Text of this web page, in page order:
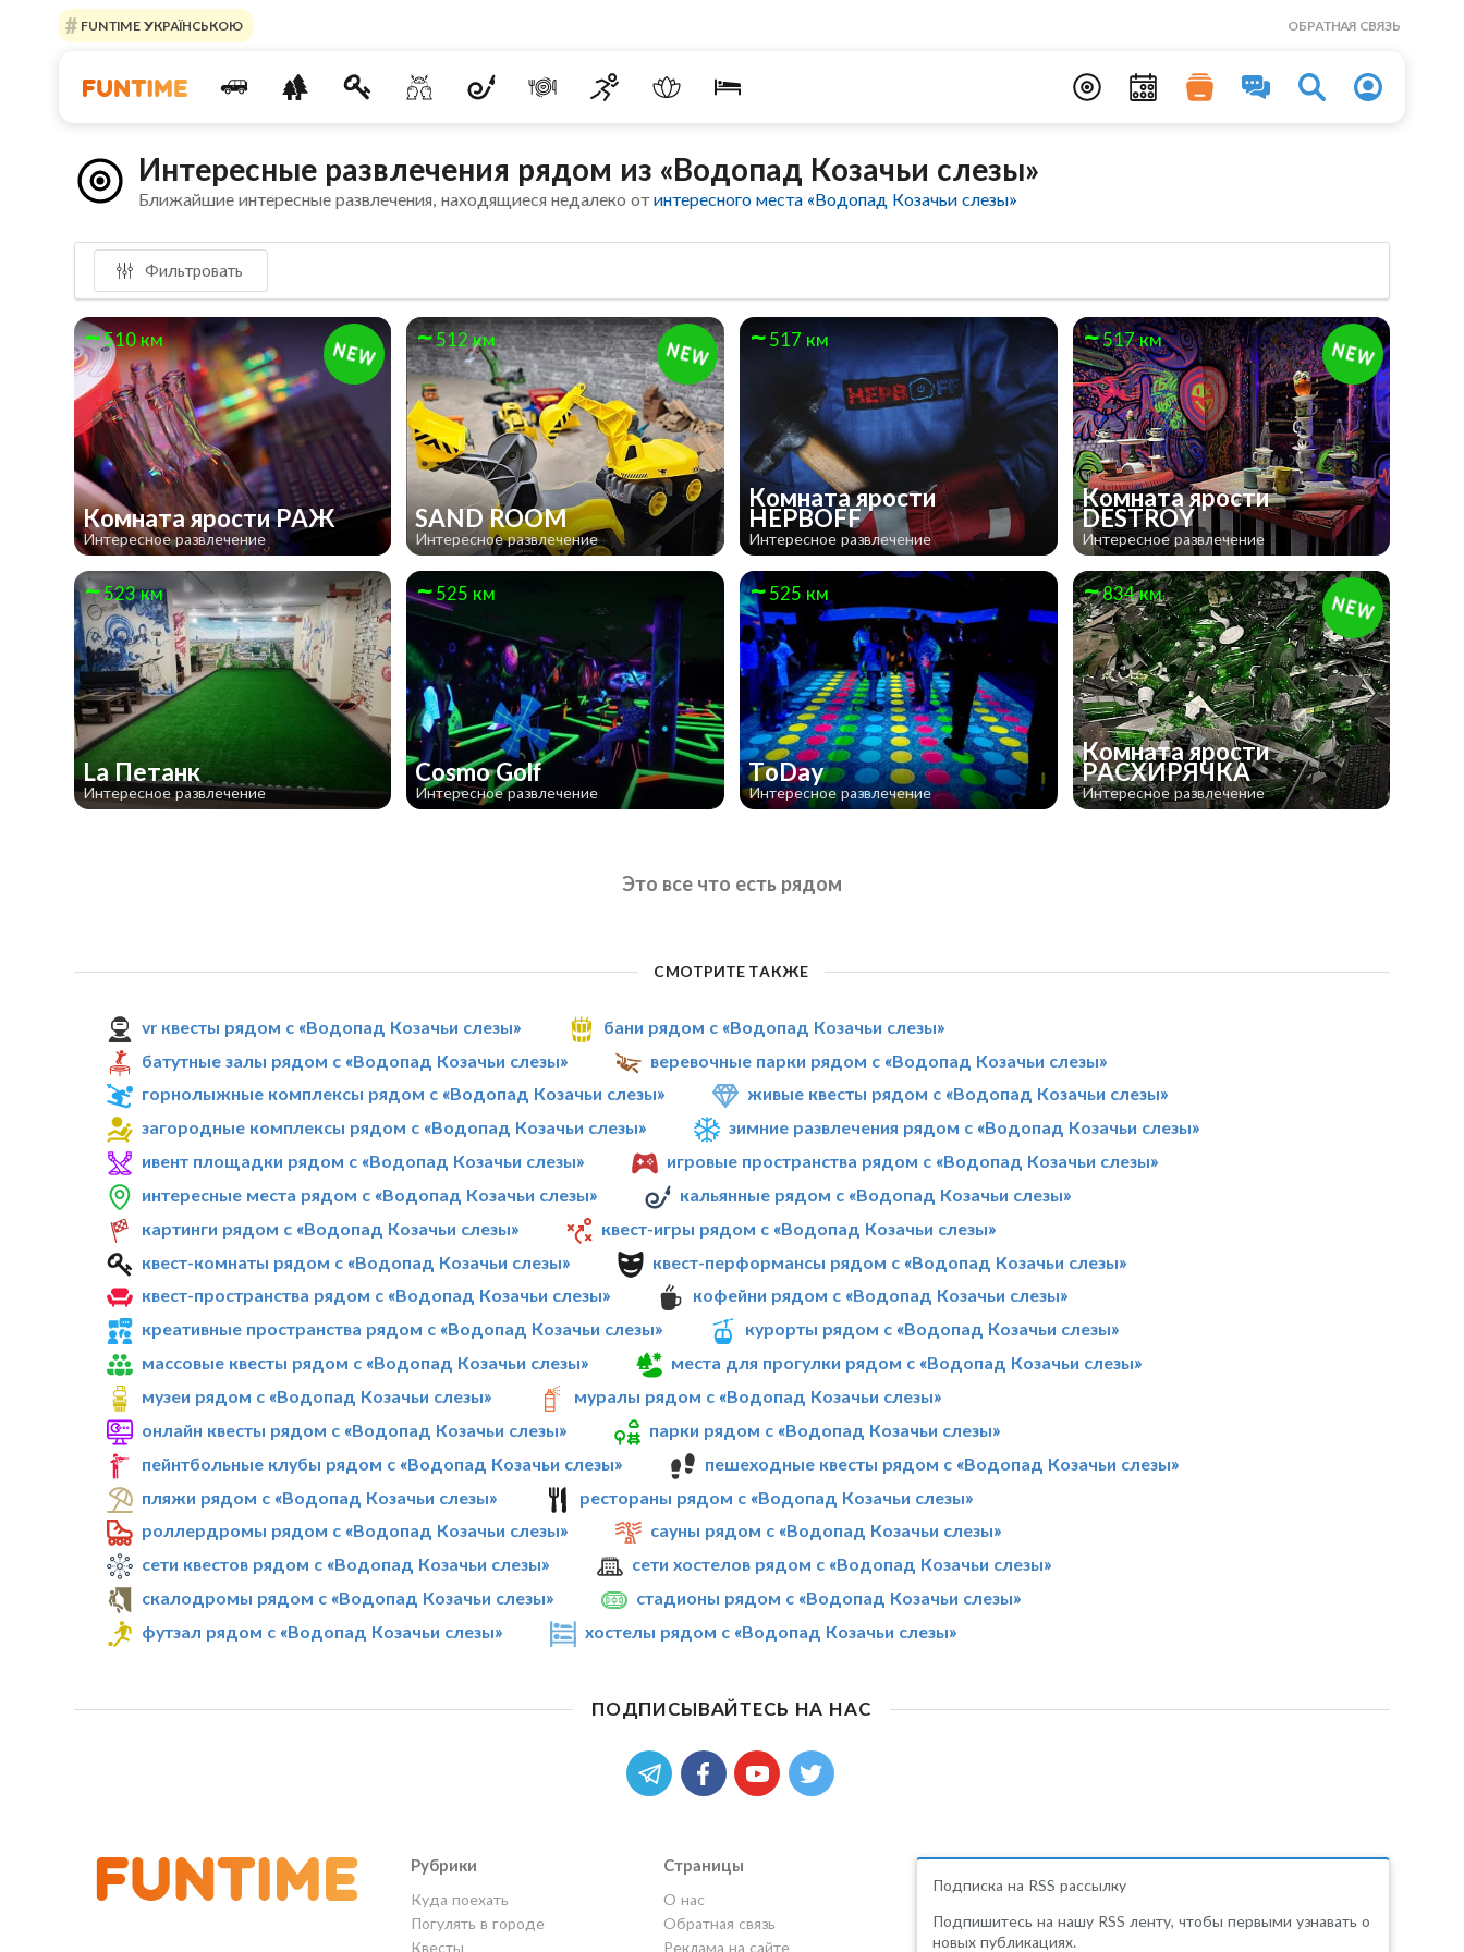
FUNTIME УКРАЇНСЬКОЮ ОБРАТНАЯ СВЯЗЬ
Интересные развлечения рядом из «Водопад Козачьи слезы»
Ближайшие интересные развлечения, находящиеся недалеко отинтересного места «Водопад Козачьи слезы»
Фильтровать
510 км
Комната ярости РАЖ
Интересное развлечение
512 км
SAND ROOM
Интересное развлечение
517 км
Комната ярости
НЕРВOFF
Интересное развлечение
517 км
Комната ярости
DESTROY
Интересное развлечение
523 км
La Петанк
Интересное развлечение
525 км
Cosmo Golf
Интересное развлечение
525 км
ToDay
Интересное развлечение
834 км
Комната ярости
РАСХИРЯЧКА
Интересное развлечение
Это все что есть рядом
СМОТРИТЕ ТАКЖЕ
vr квесты рядом с «Водопад Козачьи слезы»
бани рядом с «Водопад Козачьи слезы»
батутные залы рядом с «Водопад Козачьи слезы»
веревочные парки рядом с «Водопад Козачьи слезы»
горнолыжные комплексы рядом с «Водопад Козачьи слезы»
живые квесты рядом с «Водопад Козачьи слезы»
загородные комплексы рядом с «Водопад Козачьи слезы»
зимние развлечения рядом с «Водопад Козачьи слезы»
ивент площадки рядом с «Водопад Козачьи слезы»
игровые пространства рядом с «Водопад Козачьи слезы»
интересные места рядом с «Водопад Козачьи слезы»
кальянные рядом с «Водопад Козачьи слезы»
картинги рядом с «Водопад Козачьи слезы»
квест-игры рядом с «Водопад Козачьи слезы»
квест-комнаты рядом с «Водопад Козачьи слезы»
квест-перформансы рядом с «Водопад Козачьи слезы»
квест-пространства рядом с «Водопад Козачьи слезы»
кофейни рядом с «Водопад Козачьи слезы»
креативные пространства рядом с «Водопад Козачьи слезы»
курорты рядом с «Водопад Козачьи слезы»
массовые квесты рядом с «Водопад Козачьи слезы»
места для прогулки рядом с «Водопад Козачьи слезы»
музеи рядом с «Водопад Козачьи слезы»
муралы рядом с «Водопад Козачьи слезы»
онлайн квесты рядом с «Водопад Козачьи слезы»
парки рядом с «Водопад Козачьи слезы»
пейнтбольные клубы рядом с «Водопад Козачьи слезы»
пешеходные квесты рядом с «Водопад Козачьи слезы»
пляжи рядом с «Водопад Козачьи слезы»
рестораны рядом с «Водопад Козачьи слезы»
роллердромы рядом с «Водопад Козачьи слезы»
сауны рядом с «Водопад Козачьи слезы»
сети квестов рядом с «Водопад Козачьи слезы»
сети хостелов рядом с «Водопад Козачьи слезы»
скалодромы рядом с «Водопад Козачьи слезы»
стадионы рядом с «Водопад Козачьи слезы»
футзал рядом с «Водопад Козачьи слезы»
хостелы рядом с «Водопад Козачьи слезы»
ПОДПИСЫВАЙТЕСЬ НА НАС
Рубрики
Куда поехать
Погулять в городе
Квесты
Страницы
О нас
Обратная связь
Реклама на сайте
Подписка на RSS рассылку
Подпишитесь на нашу RSS ленту, чтобы первыми узнавать о
новых публикациях.